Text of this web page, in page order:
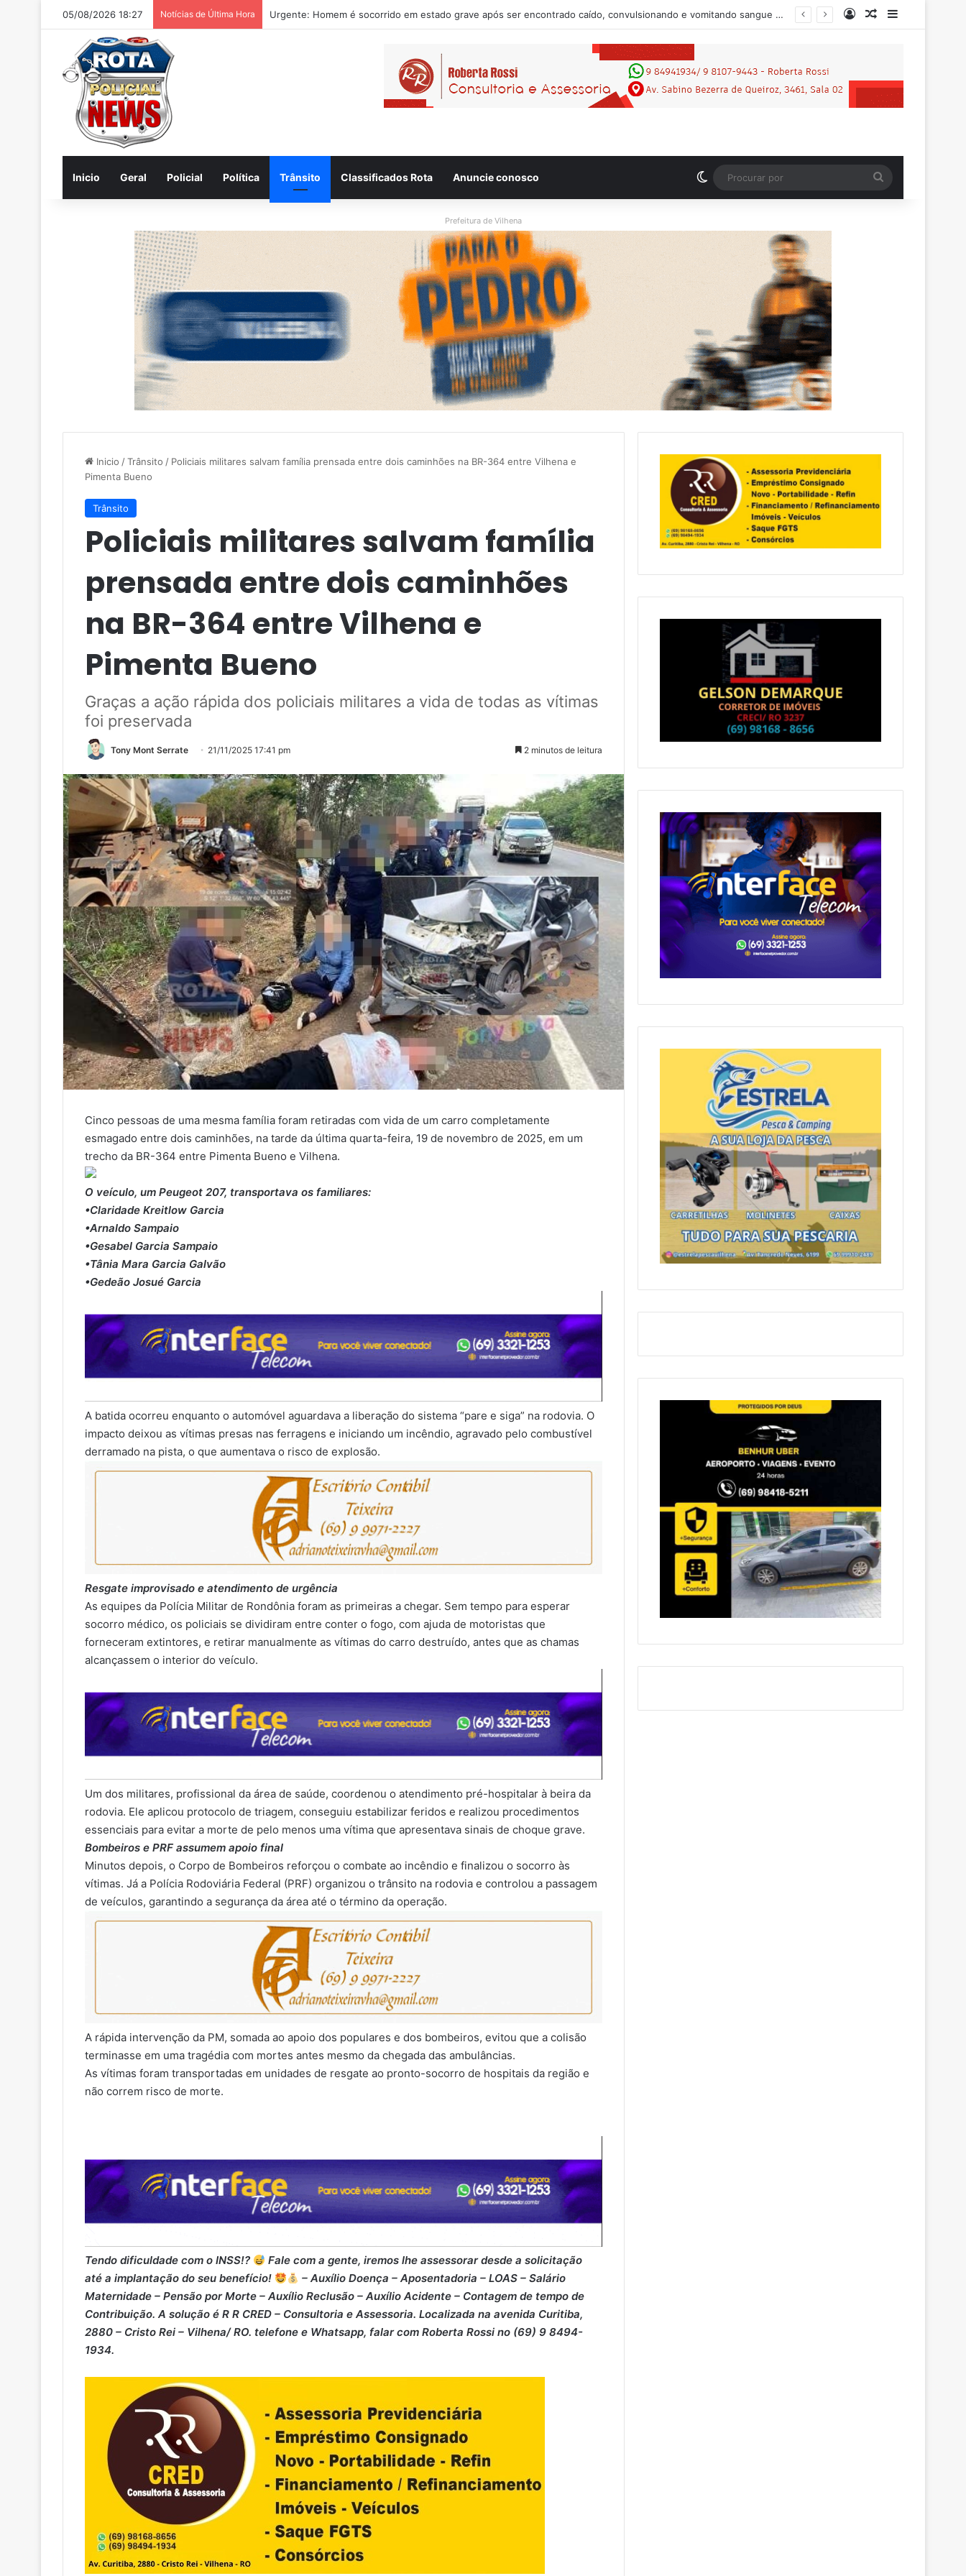
05/08/2026 18:27 Notícias de Última Hora Rosangela Donadon tem candidatura à reeleição homologada durante convenção partidária EntrarArtigo aleatório
Inicio Geral Policial Política Trânsito Classificados Rota Anuncie conosco Switch skin
por
Prefeitura de Vilhena
Inicio /Trânsito / Policiais militares salvam família prensada entre dois caminhões na BR-364 entre Vilhena e
Pimenta Bueno
Trânsito
Policiais militares salvam família
prensada entre dois caminhões
na BR-364 entre Vilhena e
Pimenta Bueno
Graças a ação rápida dos policiais militares a vida de todas as vítimas
foi preservada
Tony Mont Serrate 21/11/2025 17:41 pm 2 minutos de leitura
Cinco pessoas de uma mesma família foram retiradas com vida de um carro completamente
esmagado entre dois caminhões, na tarde da última quarta-feira, 19 de novembro de 2025, em um
trecho da BR-364 entre Pimenta Bueno e Vilhena.
O veículo, um Peugeot 207, transportava os familiares:
•Claridade Kreitlow Garcia
•Arnaldo Sampaio
•Gesabel Garcia Sampaio
•Tânia Mara Garcia Galvão
•Gedeão Josué Garcia
A batida ocorreu enquanto o automóvel aguardava a liberação do sistema “pare e siga” na rodovia. O
impacto deixou as vítimas presas nas ferragens e iniciando um incêndio, agravado pelo combustível
derramado na pista, o que aumentava o risco de explosão.
Resgate improvisado e atendimento de urgência
As equipes da Polícia Militar de Rondônia foram as primeiras a chegar. Sem tempo para esperar
socorro médico, os policiais se dividiram entre conter o fogo, com ajuda de motoristas que
forneceram extintores, e retirar manualmente as vítimas do carro destruído, antes que as chamas
alcançassem o interior do veículo.
Um dos militares, profissional da área de saúde, coordenou o atendimento pré-hospitalar à beira da
rodovia. Ele aplicou protocolo de triagem, conseguiu estabilizar feridos e realizou procedimentos
essenciais para evitar a morte de pelo menos uma vítima que apresentava sinais de choque grave.
Bombeiros e PRF assumem apoio final
Minutos depois, o Corpo de Bombeiros reforçou o combate ao incêndio e finalizou o socorro às
vítimas. Já a Polícia Rodoviária Federal (PRF) organizou o trânsito na rodovia e controlou a passagem
de veículos, garantindo a segurança da área até o término da operação.
A rápida intervenção da PM, somada ao apoio dos populares e dos bombeiros, evitou que a colisão
terminasse em uma tragédia com mortes antes mesmo da chegada das ambulâncias.
As vítimas foram transportadas em unidades de resgate ao pronto-socorro de hospitais da região e
não correm risco de morte.
Tendo dificuldade com o INSS!?
Fale com a gente, iremos lhe assessorar desde a solicitação
até a implantação do seu benefício!
– Auxílio Doença – ⁠Aposentadoria – ⁠LOAS – ⁠Salário
Maternidade – ⁠Pensão por Morte – ⁠Auxílio Reclusão – ⁠Auxílio Acidente – ⁠Contagem de tempo de
Contribuição. A solução é R R CRED – Consultoria e Assessoria. Localizada na avenida Curitiba,
2880 – Cristo Rei – Vilhena/ RO. telefone e Whatsapp, falar com Roberta Rossi no (69) 9 8494-
1934.